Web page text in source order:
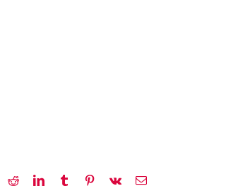
RedditLinkedIn Tumblr PinterestVk Email